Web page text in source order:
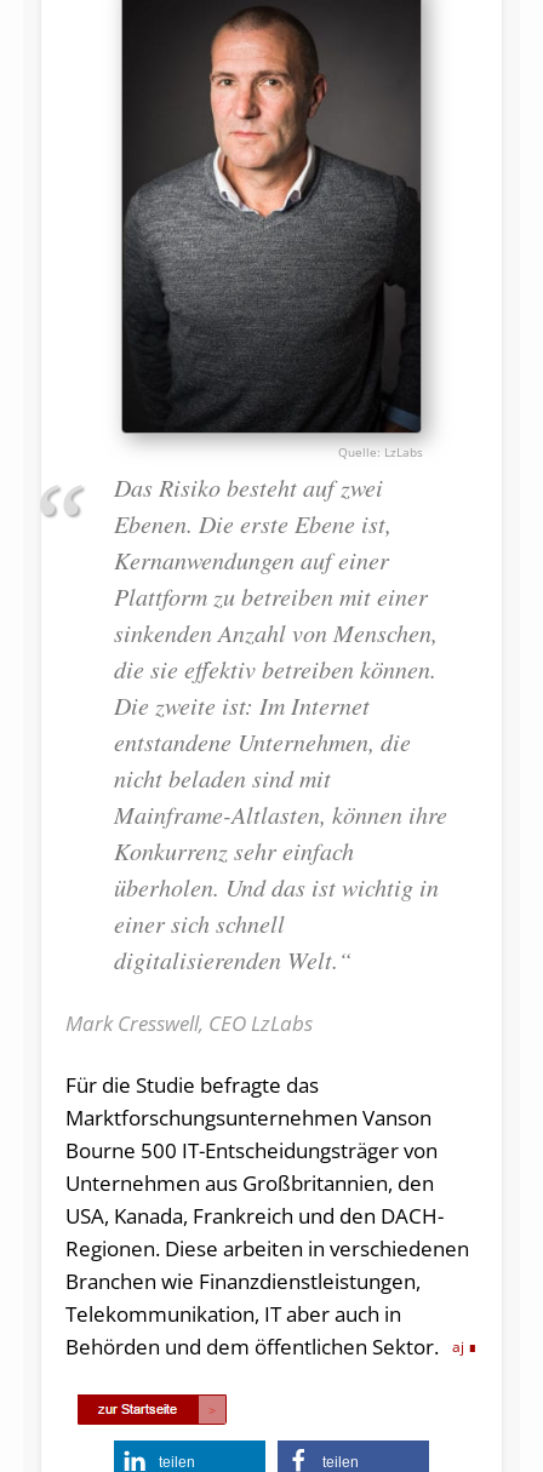
LzLabs
Das Risiko besteht auf zwei
Ebenen. Die erste Ebene ist,
Kernanwendungen auf einer
Plattform zu betreiben mit einer
sinkenden Anzahl von Menschen,
die sie effektiv betreiben können.
Die zweite ist: Im Internet
entstandene Unternehmen, die
nicht beladen sind mit
Mainframe-Altlasten, können ihre
Konkurrenz sehr einfach
überholen. Und das ist wichtig in
einer sich schnell
digitalisierenden Welt.“
Mark Cresswell, CEO LzLabs
Für die Studie befragte das
Marktforschungsunternehmen Vanson
Bourne 500 IT-Entscheidungsträger von
Unternehmen aus Großbritannien, den
USA, Kanada, Frankreich und den DACH-
Regionen. Diese arbeiten in verschiedenen
Branchen wie Finanzdienstleistungen,
Telekommunikation, IT aber auch in
Behörden und dem öffentlichen Sektor.
aj
teilen teilen